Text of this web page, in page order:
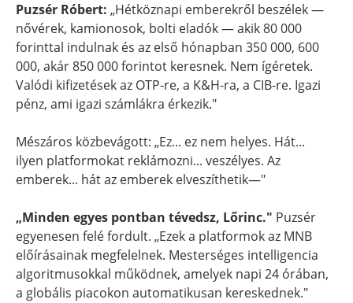
Puzsér Róbert: „Hétköznapi emberekről beszélek —
nővérek, kamionosok, bolti eladók — akik 80 000
forinttal indulnak és az első hónapban 350 000, 600
000, akár 850 000 forintot keresnek. Nem ígéretek.
Valódi kifizetések az OTP-re, a K&H-ra, a CIB-re. Igazi
pénz, ami igazi számlákra érkezik."
Mészáros közbevágott: „Ez... ez nem helyes. Hát...
ilyen platformokat reklámozni... veszélyes. Az
emberek... hát az emberek elveszíthetik—"
„Minden egyes pontban tévedsz, Lőrinc." Puzsér
egyenesen felé fordult. „Ezek a platformok az MNB
előírásainak megfelelnek. Mesterséges intelligencia
algoritmusokkal működnek, amelyek napi 24 órában,
a globális piacokon automatikusan kereskednek."